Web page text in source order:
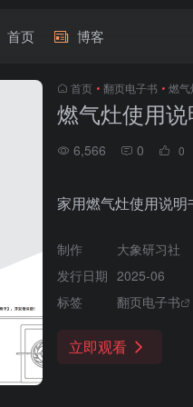
首页 博客
首页 • 翻页电子书 • 燃气
燃气灶使用
6,566 0 0
家用燃气灶使用说明
制作
大象研习社
发行日期 2025-06
标签
翻页电子书
立即观看